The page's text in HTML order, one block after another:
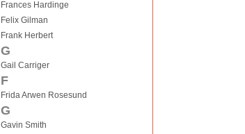
Frances Hardinge
Felix Gilman
Frank Herbert
G
Gail Carriger
F
Frida Arwen Rosesund
G
Gavin Smith